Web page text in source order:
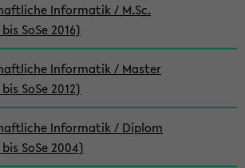
Informatik / M.Sc.
SoSe 2016)
Informatik / Master
SoSe 2012)
Informatik / Diplom
SoSe 2004)